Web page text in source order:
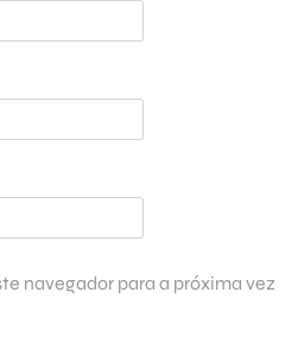
navegador para a próxima vez